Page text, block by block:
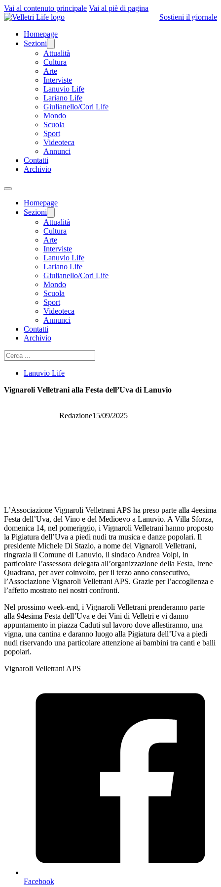
Vai al contenuto principale Vai al piè di pagina
Sostieni il giornale
Homepage
Sezioni
Attualità
Cultura
Arte
Interviste
Lanuvio Life
Lariano Life
Giulianello/Cori Life
Mondo
Scuola
Sport
Videoteca
Annunci
Contatti
Archivio
Homepage
Sezioni
Attualità
Cultura
Arte
Interviste
Lanuvio Life
Lariano Life
Giulianello/Cori Life
Mondo
Scuola
Sport
Videoteca
Annunci
Contatti
Archivio
Cerca
Lanuvio Life
Vignaroli Velletrani alla Festa dell’Uva di Lanuvio
Redazione15/09/2025
L’Associazione Vignaroli Velletrani APS ha preso parte alla 4eesima
Festa dell’Uva, del Vino e del Medioevo a Lanuvio. A Villa Sforza,
domenica 14, nel pomeriggio, i Vignaroli Velletrani hanno proposto
la Pigiatura dell’Uva a piedi nudi tra musica e danze popolari. Il
presidente Michele Di Stazio, a nome dei Vignaroli Velletrani,
ringrazia il Comune di Lanuvio, il sindaco Andrea Volpi, in
particolare l’assessora delegata all’organizzazione della Festa, Irene
Quadrana, per aver coinvolto, per il terzo anno consecutivo,
l’Associazione Vignaroli Velletrani APS. Grazie per l’accoglienza e
l’affetto mostrato nei nostri confronti.
Nel prossimo week-end, i Vignaroli Velletrani prenderanno parte
alla 94esima Festa dell’Uva e dei Vini di Velletri e vi danno
appuntamento in piazza Caduti sul lavoro dove allestiranno, una
vigna, una cantina e daranno luogo alla Pigiatura dell’Uva a piedi
nudi riservando una particolare attenzione ai bambini tra canti e balli
popolari.
Vignaroli Velletrani APS
Facebook